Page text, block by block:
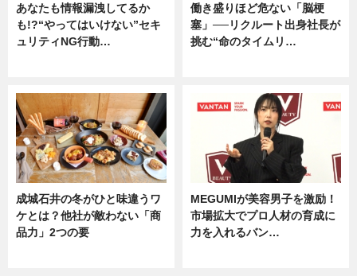
あなたも情報漏洩してるか
も!?“やってはいけない”セキ
ュリティNG行動…
働き盛りほど危ない「脳梗
塞」──リクルート出身社長が
挑む“命のタイムリ…
成城石井の冬がひと味違うワ
ケとは？他社が敵わない「商
品力」2つの要
MEGUMIが美容男子を激励！
市場拡大でプロ人材の育成に
力を入れるバン…